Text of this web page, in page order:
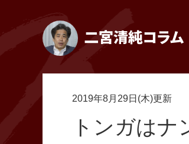
二宮清純コラム
2019年8月29日(木)更新
トンガはナ